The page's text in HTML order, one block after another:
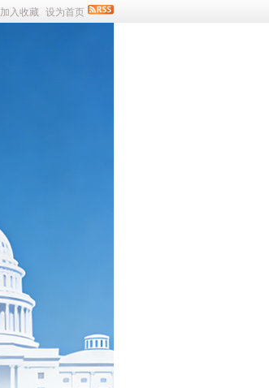
加入收藏 设为首页